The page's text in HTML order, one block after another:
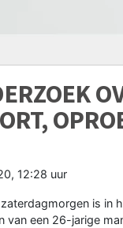
12:28 uur
is in
van een 26-jarige